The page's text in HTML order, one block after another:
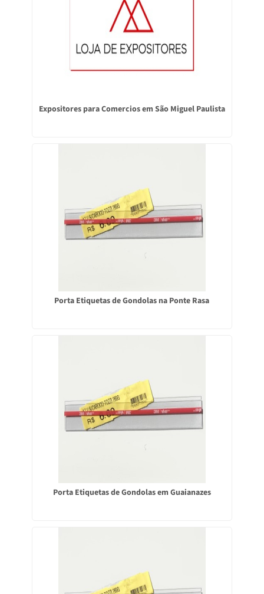
Expositores para Comercios em São Miguel Paulista
Porta Etiquetas de Gondolas na Ponte Rasa
Porta Etiquetas de Gondolas em Guaianazes